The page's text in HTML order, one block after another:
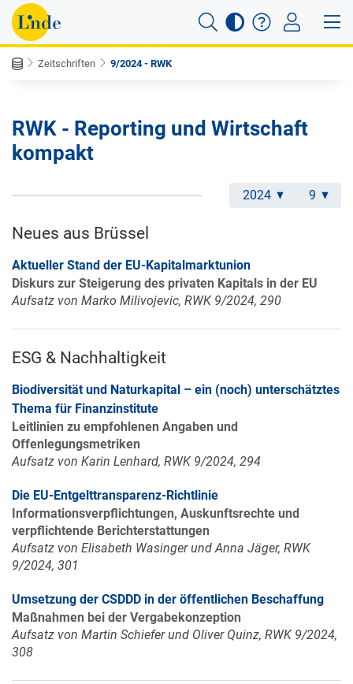
Zeitschriften 9/2024 - RWK
RWK - Reporting und Wirtschaft
kompakt
2024 9
Neues aus Brüssel
Aktueller Stand der EU-Kapitalmarktunion
Diskurs zur Steigerung des privaten Kapitals in der EU
Aufsatz von Marko Milivojevic, RWK 9/2024, 290
ESG & Nachhaltigkeit
Biodiversität und Naturkapital – ein (noch) unterschätztes
Thema für Finanzinstitute
Leitlinien zu empfohlenen Angaben und
Offenlegungsmetriken
Aufsatz von Karin Lenhard, RWK 9/2024, 294
Die EU-Entgelttransparenz-Richtlinie
Informationsverpflichtungen, Auskunftsrechte und
verpflichtende Berichterstattungen
Aufsatz von Elisabeth Wasinger und Anna Jäger, RWK
9/2024, 301
Umsetzung der CSDDD in der öffentlichen Beschaffung
Maßnahmen bei der Vergabekonzeption
Aufsatz von Martin Schiefer und Oliver Quinz, RWK 9/2024,
308